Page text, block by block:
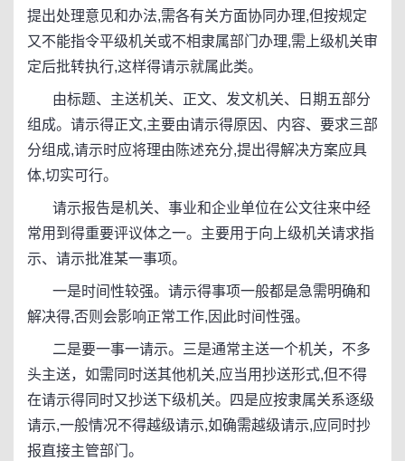
提出处理意见和办法,需各有关方面协同办理,但按规定
又不能指令平级机关或不相隶属部门办理,需上级机关审
定后批转执行,这样得请示就属此类。
由标题、主送机关、正文、发文机关、日期五部分
组成。请示得正文,主要由请示得原因、内容、要求三部
分组成,请示时应将理由陈述充分,提出得解决方案应具
体,切实可行。
请示报告是机关、事业和企业单位在公文往来中经
常用到得重要评议体之一。主要用于向上级机关请求指
示、请示批准某一事项。
一是时间性较强。请示得事项一般都是急需明确和
解决得,否则会影响正常工作,因此时间性强。
二是要一事一请示。三是通常主送一个机关，不多
头主送，如需同时送其他机关,应当用抄送形式,但不得
在请示得同时又抄送下级机关。四是应按隶属关系逐级
请示,一般情况不得越级请示,如确需越级请示,应同时抄
报直接主管部门。